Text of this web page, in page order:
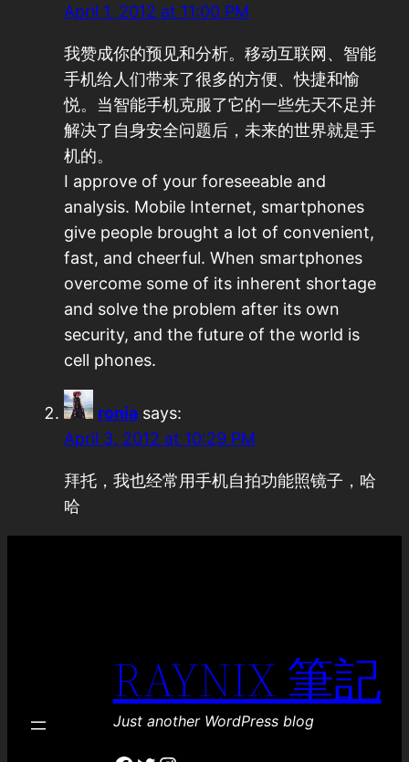
April 1, 2012 at 11:00 PM
我赞成你的预见和分析。移动互联网、智能
手机给人们带来了很多的方便、快捷和愉
悦。当智能手机克服了它的一些先天不足并
解决了自身安全问题后，未来的世界就是手
机的。
I approve of your foreseeable and
analysis. Mobile Internet, smartphones
give people brought a lot of convenient,
fast, and cheerful. When smartphones
overcome some of its inherent shortage
and solve the problem after its own
security, and the future of the world is
cell phones.
ronia says:
April 3, 2012 at 10:29 PM
拜托，我也经常用手机自拍功能照镜子，哈
哈
RAYNIX 筆記
Just another WordPress blog